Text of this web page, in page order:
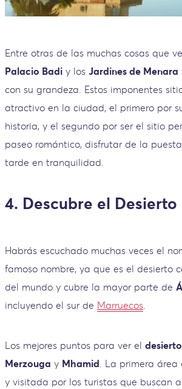
Entre otras de las muchas cosas que
Palacio Badi y los Jardines de Menara
con su grandeza. Estos imponentes
atractivo en la ciudad, el primero por
historia, y el segundo por ser el sitio
paseo romántico, disfrutar de la
tarde en tranquilidad.
4. Descubre el
Habrás escuchado muchas veces el
famoso nombre, ya que es el desierto
del mundo y cubre la mayor parte de
incluyendo el sur de Marruecos
Los mejores puntos para ver el
Merzouga y Mhamid . La primera
y visitada por los turistas que buscan